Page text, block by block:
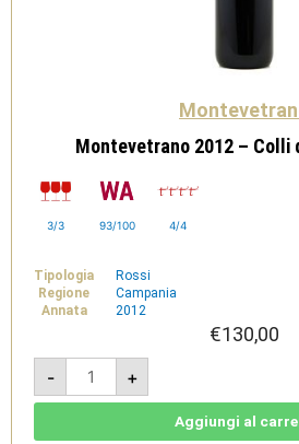
Montevetrano 2012 – Colli
3/3 93/100 4/4
Tipologia
Rossi
Regione
Campania
Annata
2012
€130,00
-
Montevetrano
2012
-
Colli
+
Aggiungi al